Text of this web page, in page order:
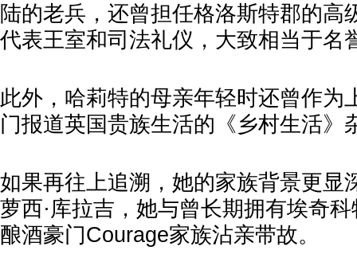
陆的老兵，还曾担任格洛斯特郡的高
代表王室和司法礼仪，大致相当于名
此外，哈莉特的母亲年轻时还曾作为
门报道英国贵族生活的《乡村生活》
如果再往上追溯，她的家族背景更显
萝西·库拉吉，她与曾长期拥有埃奇
酿酒豪门Courage家族沾亲带故。